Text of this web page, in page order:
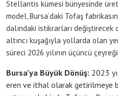
Stellantis kümesi bünyesinde
model, Bursa’daki Tofaş
dalındaki istikrarları
altıncı kuşağıyla yollarda olan
süreci 2026 yılının üçüncü
Bursa’ya Büyük Dönüş: 2023
eren ve ithal olarak getirilmeye